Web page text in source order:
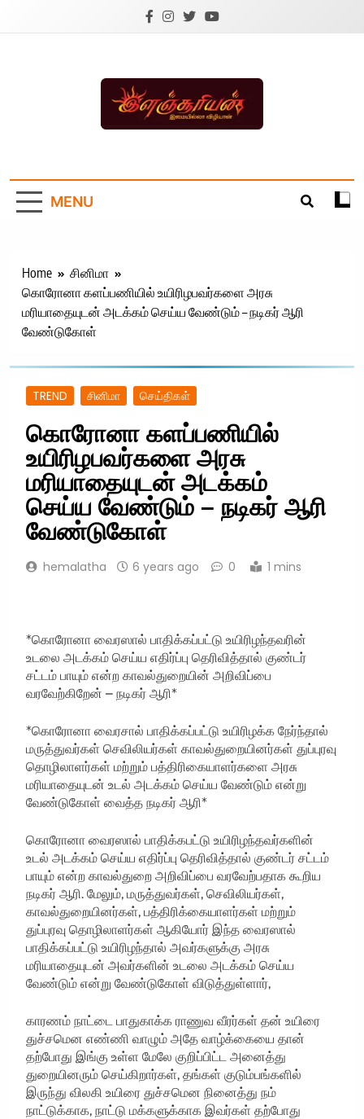
Tamil News |
Health | Tamil
Technology |
Sports News
MENU
Home
சினிமா
கொரோனா களப்பணியில் உயிரிழபவர்களை அரசு
மரியாதையுடன் அடக்கம் செய்ய வேண்டும் – நடிகர் ஆரி
வேண்டுகோள்
TREND சினிமா செய்திகள்
கொரோனா களப்பணியில்
உயிரிழபவர்களை அரசு
மரியாதையுடன் அடக்கம்
செய்ய வேண்டும் – நடிகர் ஆரி
வேண்டுகோள்
hemalatha 6 years ago 0 1 mins
*கொரோனா வைரஸால் பாதிக்கப்பட்டு உயிரிழந்தவரின்
உடலை அடக்கம் செய்ய எதிர்ப்பு தெரிவித்தால் குண்டர்
சட்டம் பாயும் என்ற காவல்துறையின் அறிவிப்பை
வரவேற்கிறேன் – நடிகர் ஆரி*
*கொரோனா வைரசால் பாதிக்கப்பட்டு உயிரிழக்க நேர்ந்தால்
மருத்துவர்கள் செவிலியர்கள் காவல்துறையினர்கள் துப்புரவு
தொழிலாளர்கள் மற்றும் பத்திரிகையாளர்களை அரசு
மரியாதையுடன் உடல் அடக்கம் செய்ய வேண்டும் என்று
வேண்டுகோள் வைத்த நடிகர் ஆரி*
கொரோனா வைரஸால் பாதிக்கபட்டு உயிரிழந்தவர்களின்
உடல் அடக்கம் செய்ய எதிர்ப்பு தெரிவித்தால் குண்டர் சட்டம்
பாயும் என்ற காவல்துறை அறிவிப்பை வரவேற்பதாக கூறிய
நடிகர் ஆரி. மேலும், மருத்துவர்கள், செவிலியர்கள்,
காவல்துறையினர்கள், பத்திரிக்கையாளர்கள் மற்றும்
துப்புரவு தொழிலாளர்கள் ஆகியோர் இந்த வைரஸால்
பாதிக்கப்பட்டு உயிரிழந்தால் அவர்களுக்கு அரசு
மரியாதையுடன் அவர்களின் உடலை அடக்கம் செய்ய
வேண்டும் என்று வேண்டுகோள் விடுத்துள்ளார்,
காரணம் நாட்டை பாதுகாக்க ராணுவ வீரர்கள் தன் உயிரை
துச்சமென எண்ணி வாழும் அதே வாழ்க்கையை தான்
தற்போது இங்கு உள்ள மேலே குறிப்பிட்ட அனைத்து
துறையினரும் செய்கிறார்கள், தங்கள் குடும்பங்களில்
இருந்து விலகி உயிரை துச்சமென நினைத்து நம்
நாட்டுக்காக, நாட்டு மக்களுக்காக இவர்கள் தற்போது